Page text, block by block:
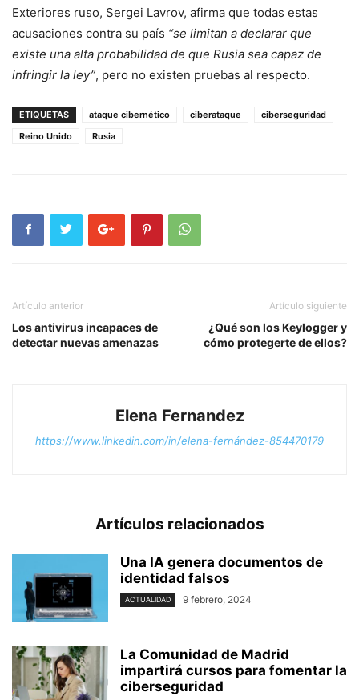
Exteriores ruso, Sergei Lavrov, afirma que todas estas
acusaciones contra su país “se limitan a declarar que
existe una alta probabilidad de que Rusia sea capaz de
infringir la ley”, pero no existen pruebas al respecto.
ETIQUETAS ataque cibernético ciberataque
ciberseguridad
Reino Unido
Rusia
Artículo anterior
Los antivirus incapaces de
detectar nuevas amenazas
Artículo siguiente
¿Qué son los Keylogger y
cómo protegerte de ellos?
Elena Fernandez
https://www.linkedin.com/in/elena-fernández-854470179
Artículos relacionados
Una IA genera documentos de
identidad falsos
ACTUALIDAD 9 febrero, 2024
La Comunidad de Madrid
impartirá cursos para fomentar la
ciberseguridad